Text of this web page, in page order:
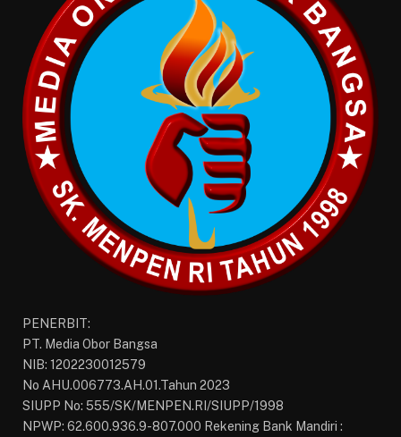
PENERBIT:
PT. Media Obor Bangsa
NIB: 1202230012579
No AHU.006773.AH.01.Tahun 2023
SIUPP No: 555/SK/MENPEN.RI/SIUPP/1998
NPWP: 62.600.936.9-807.000 Rekening Bank Mandiri :